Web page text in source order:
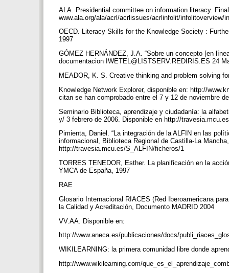
ALA. Presidential committee on information literacy.
www.ala.org/ala/acrl/acrlissues/acrlinfolit/infolitoverview/
OECD. Literacy Skills for the Knowledge Society :
1997
GÓMEZ HERNÁNDEZ, J.A. “Sobre un concepto [en
documentacion IWETEL@LISTSERV.REDIRIS.ES 24
MEADOR, K. S. Creative thinking and problem solving
Knowledge Network Explorer, disponible en: http://
citan se han comprobado entre el 7 y 12 de noviembre
Seminario Biblioteca, aprendizaje y ciudadanía: la
y/ 3 febrero de 2006. Disponible en http://
Pimienta, Daniel. “La integración de la ALFIN en las
informacional, Biblioteca Regional de Castilla-La
http://travesia.mcu.es/S_ALFIN/ficheros/1
TORRES TENEDOR, Esther. La planificación en la
YMCA de España, 1997
RAE
Glosario Internacional RIACES (Red Iberoamericana
la Calidad y Acreditación, Documento MADRID 2004
VV.AA. Disponible en:
http://www.aneca.es/publicaciones/docs/
WIKILEARNING: la primera comunidad libre donde
http://www.wikilearning.com/